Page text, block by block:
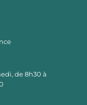
de 8h30 à